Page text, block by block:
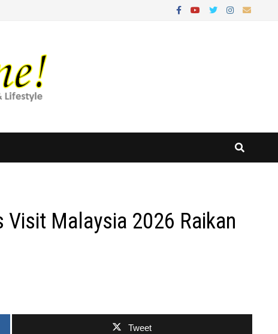
Malaysia 2026 Raikan
Tweet